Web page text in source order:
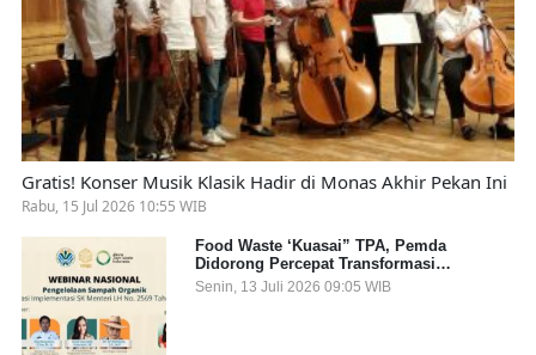
Gratis! Konser Musik Klasik Hadir di Monas Akhir Pekan Ini
Rabu, 15 Jul 2026 10:55 WIB
Food Waste ‘Kuasai” TPA, Pemda
Didorong Percepat Transformasi
Pengelolaan Sampah Organik dari Sumber
Senin, 13 Juli 2026 09:05 WIB